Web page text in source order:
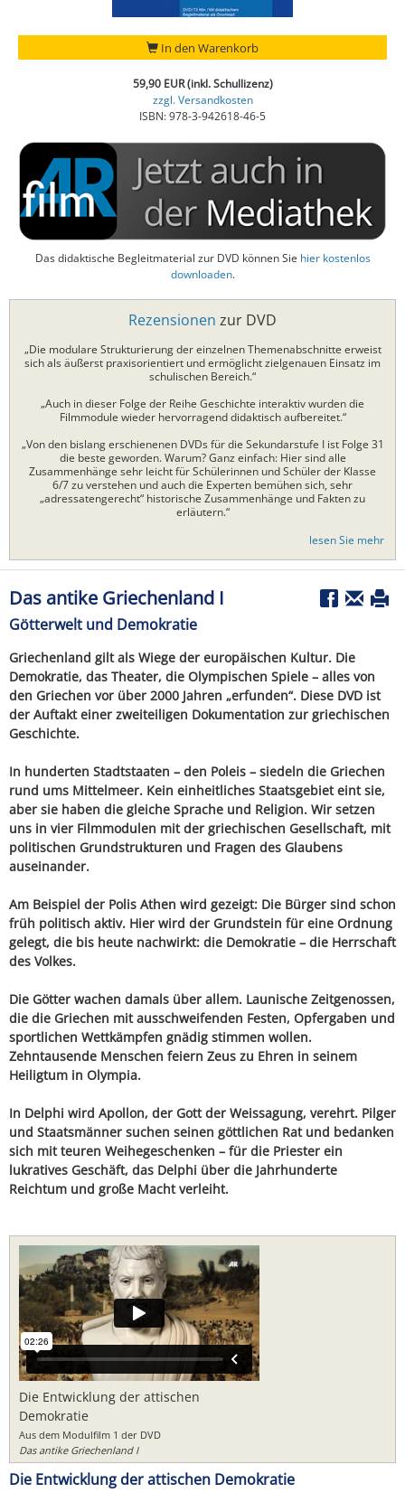
In den Warenkorb
59,90 EUR (inkl. Schullizenz)
zzgl. Versandkosten
ISBN: 978-3-942618-46-5
Das didaktische Begleitmaterial zur DVD können Sie hier kostenlos
downloaden.
Rezensionen zur DVD
„Die modulare Strukturierung der einzelnen Themenabschnitte erweist
sich als äußerst praxisorientiert und ermöglicht zielgenauen Einsatz im
schulischen Bereich.“
„Auch in dieser Folge der Reihe Geschichte interaktiv wurden die
Filmmodule wieder hervorragend didaktisch aufbereitet.“
„Von den bislang erschienenen DVDs für die Sekundarstufe I ist Folge 31
die beste geworden. Warum? Ganz einfach: Hier sind alle
Zusammenhänge sehr leicht für Schülerinnen und Schüler der Klasse
6/7 zu verstehen und auch die Experten bemühen sich, sehr
„adressatengerecht“ historische Zusammenhänge und Fakten zu
erläutern.“
lesen Sie mehr
Das antike Griechenland I
Götterwelt und Demokratie
Griechenland gilt als Wiege der europäischen Kultur. Die
Demokratie, das Theater, die Olympischen Spiele – alles von
den Griechen vor über 2000 Jahren „erfunden“. Diese DVD ist
der Auftakt einer zweiteiligen Dokumentation zur griechischen
Geschichte.
In hunderten Stadtstaaten – den Poleis – siedeln die Griechen
rund ums Mittelmeer. Kein einheitliches Staatsgebiet eint sie,
aber sie haben die gleiche Sprache und Religion. Wir setzen
uns in vier Filmmodulen mit der griechischen Gesellschaft, mit
politischen Grundstrukturen und Fragen des Glaubens
auseinander.
Am Beispiel der Polis Athen wird gezeigt: Die Bürger sind schon
früh politisch aktiv. Hier wird der Grundstein für eine Ordnung
gelegt, die bis heute nachwirkt: die Demokratie – die Herrschaft
des Volkes.
Die Götter wachen damals über allem. Launische Zeitgenossen,
die die Griechen mit ausschweifenden Festen, Opfergaben und
sportlichen Wettkämpfen gnädig stimmen wollen.
Zehntausende Menschen feiern Zeus zu Ehren in seinem
Heiligtum in Olympia.
In Delphi wird Apollon, der Gott der Weissagung, verehrt. Pilger
und Staatsmänner suchen seinen göttlichen Rat und bedanken
sich mit teuren Weihegeschenken – für die Priester ein
lukratives Geschäft, das Delphi über die Jahrhunderte
Reichtum und große Macht verleiht.
Die Entwicklung der attischen
Demokratie
Aus dem Modulfilm 1 der DVD
Das antike Griechenland I
Die Entwicklung der attischen Demokratie